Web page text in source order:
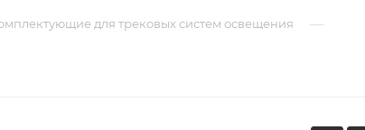
для трековых систем освещения —